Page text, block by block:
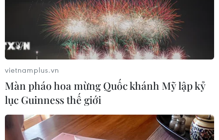
vietnamplus.vn
Màn pháo hoa mừng Quốc khánh Mỹ lập kỷ
lục Guinness thế giới